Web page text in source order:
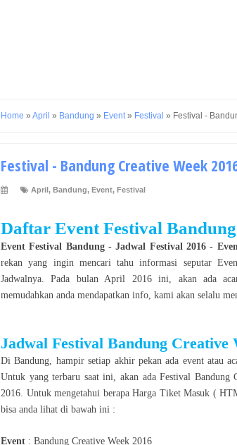
Home » April » Bandung » Event » Festival » Festival -
Festival - Bandung Creative Week
April, Bandung, Event, Festival
Daftar EventFestival Bandung
EventFestival Bandung- Jadwal Festival 2016 -
rekan yang ingin mencari tahu informasi seputar
Jadwalnya. Pada bulan April 2016ini, akan ada
memudahkan anda mendapatkan info, kami akan selalu
Jadwal Festival Bandung Creative
DiBandung , hampir setiap akhir pekan ada event atau
Untuk yang terbaru saat ini, akan adaFestival Bandung
2016 . Untuk mengetahui berapa Harga Tiket Masuk (
bisa anda lihat di bawah ini :
Event : Bandung Creative Week 2016